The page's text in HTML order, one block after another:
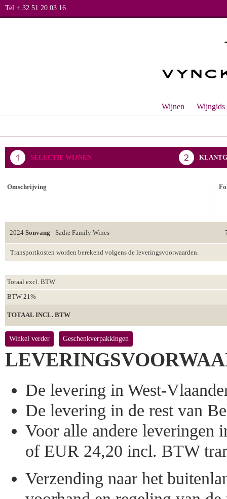
Tel + 32 51 20 03 16
Wijnen Wijngids
SELECTIE WIJNEN
Omschrijving
2024 Sonvang - Sadie Family Wines
Transportkosten worden berekend volgens de leveringsvoorwaarden.
Totaal excl. BTW
BTW 21%
TOTAAL INCL. BTW
Winkel verder Geschenkverpakkingen
De levering in West-
De levering in de rest van
Voor alle andere
of EUR 24,20 incl. BTW
Verzending naar het